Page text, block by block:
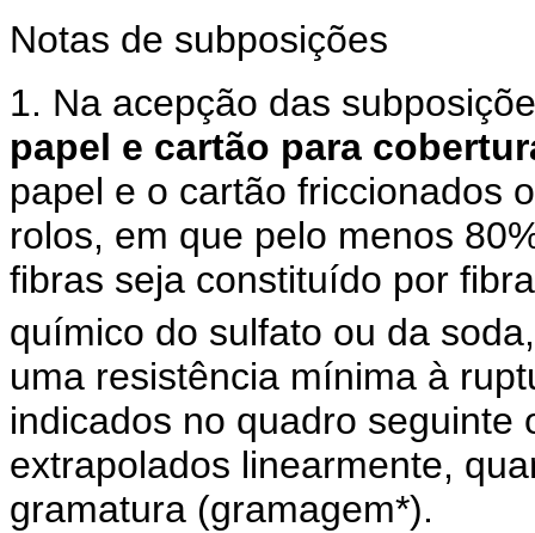
Notas de subposições
1. Na acepção das
papel e cartão para
papel e o cartão friccionados
rolos, em que pelo menos
fibras seja constituído por
químico do sulfato ou da
uma resistência mínima à
indicados no quadro seguinte
extrapolados linearmente,
gramatura (gramagem*).